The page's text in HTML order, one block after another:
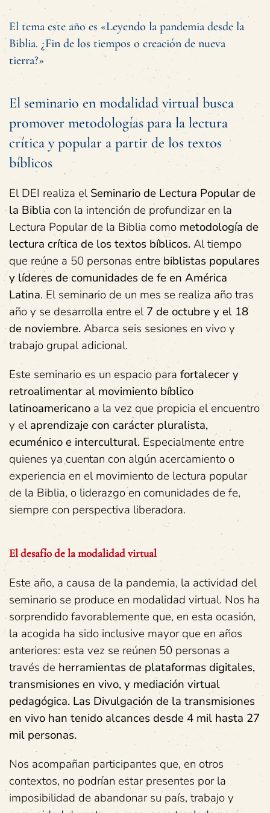
El tema este año es «Leyendo la pandemia desde la
Biblia. ¿Fin de los tiempos o creación de nueva
tierra?»
El seminario en modalidad virtual busca
promover metodologías para la lectura
crítica y popular a partir de los textos
bíblicos
El DEI realiza elSeminariode Lectura Popularde
la Biblia con la intención de profundizar en la
Lectura Popular de la Biblia como metodología de
lectura crítica de los textos bíblicos. Al tiempo
que reúne a 50 personas entre biblistas populares
y líderes decomunidades defeen América
Latina. El seminario de un mes se realiza año tras
año y se desarrolla entre el7 deoctubreyel 18
de noviembre. Abarca seis sesiones en vivo y
trabajo grupal adicional.
Este seminario es un espacio para fortalecery
retroalimentar al movimiento bíblico
latinoamericano a la vez que propicia el encuentro
y elaprendizajecon carácter pluralista,
ecuménicoe intercultural. Especialmente entre
quienes ya cuentan con algún acercamiento o
experiencia en el movimiento de lectura popular
de la Biblia, o liderazgo en comunidades de fe,
siempre con perspectiva liberadora.
El desafío de la modalidad virtual
Este año, a causa de la pandemia, la actividad del
seminario se produce en modalidad virtual. Nos ha
sorprendido favorablemente que, en esta ocasión,
la acogida ha sido inclusive mayor que en años
anteriores: esta vez se reúnen 50 personas a
través de herramientas de plataformas digitales,
transmisiones en vivo, y mediaciónvirtual
pedagógica. Las Divulgación de la transmisiones
en vivo han tenido alcances desde 4 mil hasta 27
mil personas.
Nos acompañan participantes que, en otros
contextos, no podrían estar presentes por la
imposibilidad de abandonar su país, trabajo y